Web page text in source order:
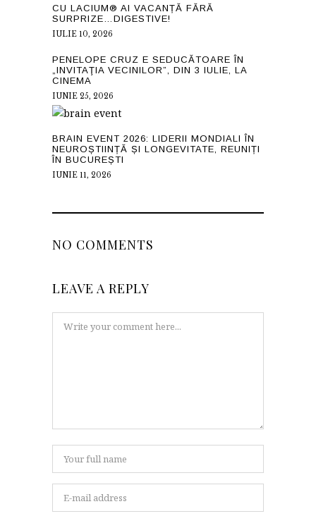
CU LACIUM® AI VACANȚĂ FĂRĂ
SURPRIZE…DIGESTIVE!
IULIE 10, 2026
PENELOPE CRUZ E SEDUCĂTOARE ÎN
„INVITAŢIA VECINILOR”, DIN 3 IULIE, LA
CINEMA
IUNIE 25, 2026
BRAIN EVENT 2026: LIDERII MONDIALI ÎN
NEUROȘTIINȚĂ ȘI LONGEVITATE, REUNIȚI
ÎN BUCUREȘTI
IUNIE 11, 2026
NO COMMENTS
LEAVE A REPLY